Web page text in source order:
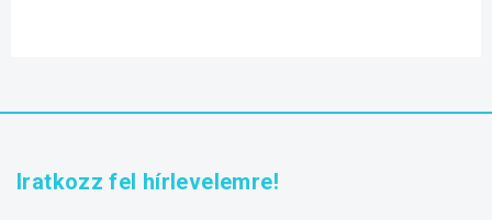
Iratkozz fel hírlevelemre!